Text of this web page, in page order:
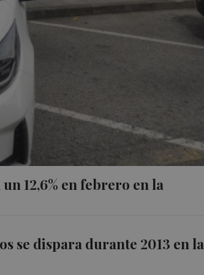
12,6% en febrero en la
se dispara durante 2013 en la